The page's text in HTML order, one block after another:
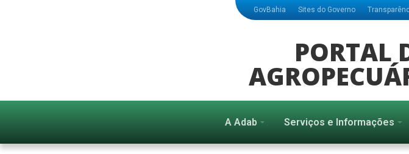
GovBahia Sites do Governo
PORTAL
A Adab Serviços e Informações